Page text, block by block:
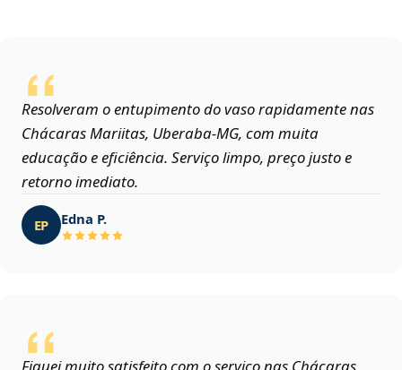
Resolveram o entupimento do vaso rapidamente nas
Chácaras Mariitas, Uberaba‑MG, com muita
educação e eficiência. Serviço limpo, preço justo e
retorno imediato.
EP Edna P.